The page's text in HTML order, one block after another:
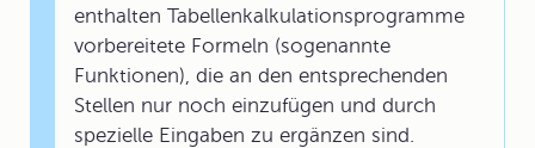
enthalten Tabellenkalkulationsprogramme
vorbereitete Formeln (sogenannte
Funktionen), die an den entsprechenden
Stellen nur noch einzufügen und durch
spezielle Eingaben zu ergänzen sind.